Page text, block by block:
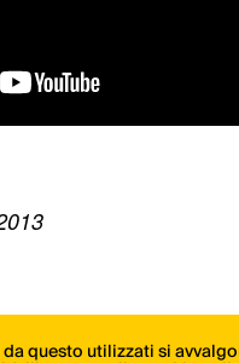
questo utilizzati si